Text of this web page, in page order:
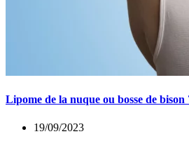
Lipome de la nuque ou bosse de bison
19/09/2023